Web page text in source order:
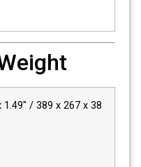
1.49″ / 389 x 267 x 38